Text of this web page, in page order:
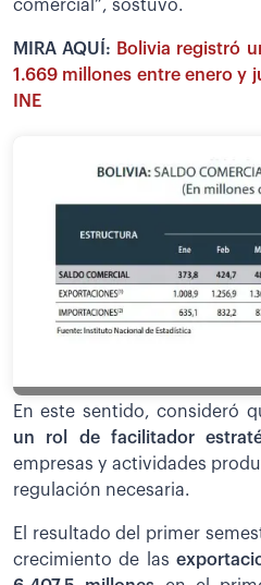
comercial”, sostuvo.
MIRA AQUÍ: Bolivia registró
1.669 millones entre enero y
INE
En este sentido, consideró
un rol de facilitador
empresas y actividades
regulación necesaria.
El resultado del primer
crecimiento de las